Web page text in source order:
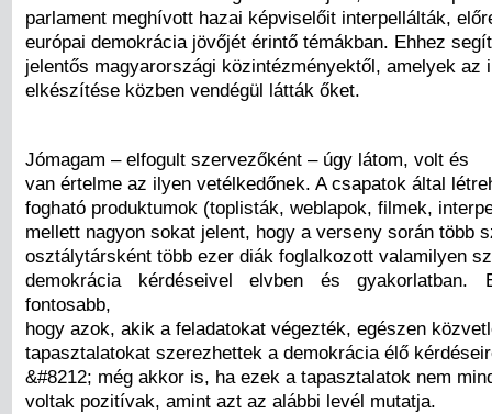
parlament meghívott hazai képviselőit interpellálták,
európai demokrácia jövőjét érintő témákban. Ehhez
jelentős magyarországi közintézményektől, amelyek az
elkészítése közben vendégül látták őket.
Jómagam – elfogult szervezőként – úgy látom, volt és
van értelme az ilyen vetélkedőnek. A csapatok által
fogható produktumok (toplisták, weblapok, filmek,
mellett nagyon sokat jelent, hogy a verseny során több
osztálytársként több ezer diák foglalkozott valamilyen
demokrácia kérdéseivel elvben és gyakorlatban.
fontosabb,
hogy azok, akik a feladatokat végezték, egészen
tapasztalatokat szerezhettek a demokrácia élő
&#8212; még akkor is, ha ezek a tapasztalatok nem
voltak pozitívak, amint azt az alábbi levél mutatja.